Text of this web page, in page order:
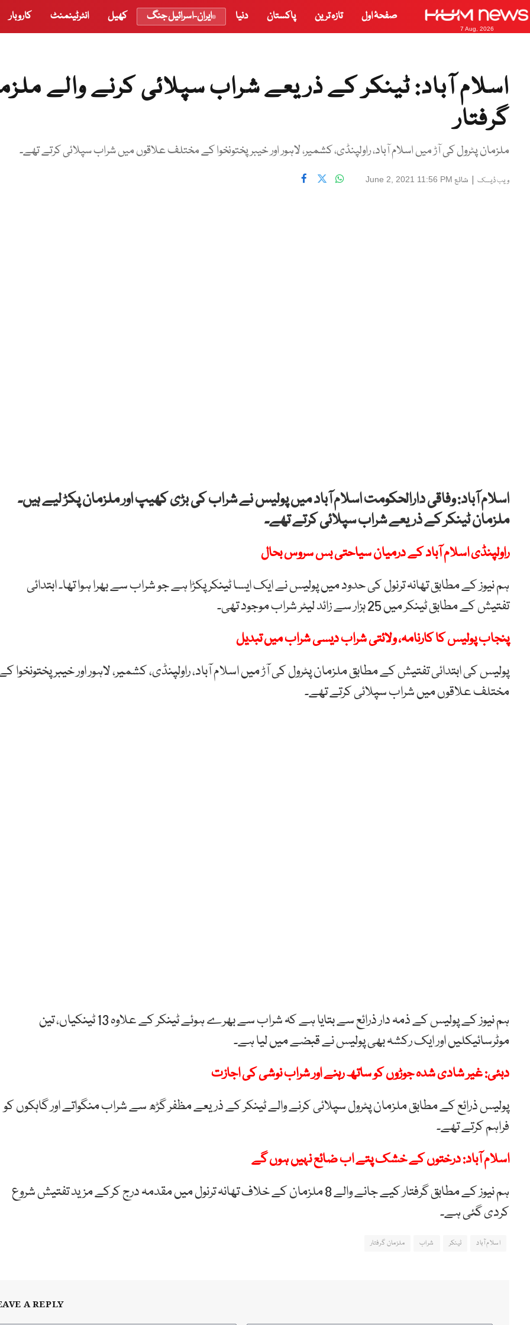
7 Aug, 2026
صفحۂ اول تازہ ترین پاکستان دنیا ایران-اسرائیل جنگ کھیل انٹرٹینمنٹ کاروبار
اسلام آباد: ٹینکر کے ذریعے شراب سپلائی کرنے والے
گرفتار
ملزمان پٹرول کی آڑ میں اسلام آباد، راولپنڈی، کشمیر، لاہور اور خیبرپختونخوا کے مختلف علاقوں میں شراب سپلائی کرتے تھے۔
ویب ڈیسک | شائع June 2, 2021 11:56 PM
اسلام آباد: وفاقی دارالحکومت اسلام آباد میں پولیس نے شراب کی بڑی کھیپ اور ملزمان پکڑ لیے ہیں۔
ملزمان ٹینکر کے ذریعے شراب سپلائی کرتے تھے۔
راولپنڈی اسلام آباد کے درمیان سیاحتی بس سروس بحال
ہم نیوز کے مطابق تھانہ ترنول کی حدود میں پولیس نے ایک ایسا ٹینکر پکڑا ہے جو شراب سے بھرا ہوا تھا۔ ابتدائی
تفتیش کے مطابق ٹینکر میں 25 ہزار سے زائد لیٹر شراب موجود تھی۔
پنجاب پولیس کا کارنامہ، ولائتی شراب دیسی شراب میں تبدیل
پولیس کی ابتدائی تفتیش کے مطابق ملزمان پٹرول کی آڑ میں اسلام آباد، راولپنڈی، کشمیر، لاہور اور خیبرپختونخوا
مختلف علاقوں میں شراب سپلائی کرتے تھے۔
ہم نیوز کے پولیس کے ذمہ دار ذرائع سے بتایا ہے کہ شراب سے بھرے ہوئے ٹینکر کے علاوہ 13 ٹینکیاں، تین
موٹرسائیکلیں اور ایک رکشہ بھی پولیس نے قبضے میں لیا ہے۔
دبئی: غیر شادی شدہ جوڑوں کو ساتھ رہنے اور شراب نوشی کی اجازت
پولیس ذرائع کے مطابق ملزمان پٹرول سپلائی کرنے والے ٹینکر کے ذریعے مظفر گڑھ سے شراب منگواتے اور گاہکوں کو
فراہم کرتے تھے۔
اسلام آباد: درختوں کے خشک پتے اب ضائع نہیں ہوں گے
ہم نیوز کے مطابق گرفتار کیے جانے والے 8 ملزمان کے خلاف تھانہ ترنول میں مقدمہ درج کرکے مزید تفتیش شروع
کردی گئی ہے۔
اسلام آباد ٹینکر شراب ملزمان گرفتار
A REPLY